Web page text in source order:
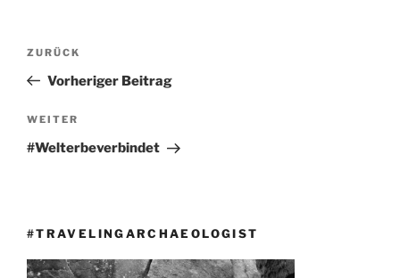
Beitragsnavigation
Vorheriger
Beitrag
ZURÜCK
Vorheriger Beitrag
Nächster
Beitrag
WEITER
#Welterbeverbindet
#TRAVELINGARCHAEOLOGIST